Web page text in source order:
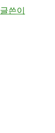
글쓴이